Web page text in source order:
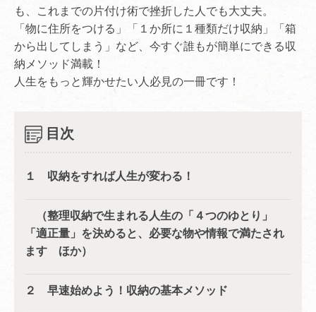
も、これまでの片付け術で挫折した人でも大丈夫。
「物に住所をつける」「１か所に１種類だけ収納」「箱
から出してしまう」など、今すぐ誰もが簡単にできる収
納メソッド満載！
人生をもっと輝かせたい人必見の一冊です！
目次
１ 収納をすれば人生が変わる！
（整理収納で生まれる人生の「４つのゆとり」
「適正量」を決めると、必要な物や情報で満たされ
ます ほか）
２ 早速始めよう！収納の基本メソッド